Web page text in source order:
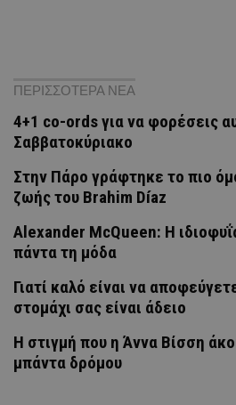
ΠΕΡΙΣΣΟΤΕΡΑ ΝΕΑ
4+1 co-ords για να φορέσεις
Σαββατοκύριακο
Στην Πάρο γράφτηκε το πιο
ζωής του Brahim Díaz
Alexander McQueen: Η
πάντα τη μόδα
Γιατί καλό είναι να
στομάχι σας είναι άδειο
H στιγμή που η Άννα Βίσση
μπάντα δρόμου